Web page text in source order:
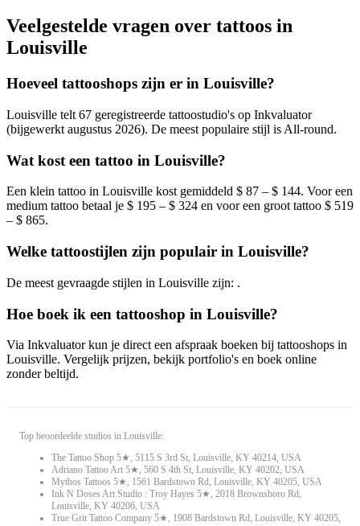
Veelgestelde vragen over tattoos in
Louisville
Hoeveel tattooshops zijn er in Louisville?
Louisville telt 67 geregistreerde tattoostudio's op Inkvaluator
(bijgewerkt augustus 2026). De meest populaire stijl is All-round.
Wat kost een tattoo in Louisville?
Een klein tattoo in Louisville kost gemiddeld $ 87 – $ 144. Voor een
medium tattoo betaal je $ 195 – $ 324 en voor een groot tattoo $ 519
– $ 865.
Welke tattoostijlen zijn populair in Louisville?
De meest gevraagde stijlen in Louisville zijn: .
Hoe boek ik een tattooshop in Louisville?
Via Inkvaluator kun je direct een afspraak boeken bij tattooshops in
Louisville. Vergelijk prijzen, bekijk portfolio's en boek online
zonder beltijd.
Top beoordeelde studios in Louisville:
The Tattoo Shop 5★, 5115 S 3rd St, Louisville, KY 40214, USA
Adriano Tattoo Art 5★, 560 S 4th St, Louisville, KY 40202, USA
Mythos Tattoos 5★, 1561 Bardstown Rd, Louisville, KY 40205, USA
Ink N Doses Art Studio : Troy Hayes 5★, 2018 Brownsboro Rd,
Louisville, KY 40206, USA
True Grit Tattoo Company 5★, 1908 Bardstown Rd, Louisville, KY 40205,